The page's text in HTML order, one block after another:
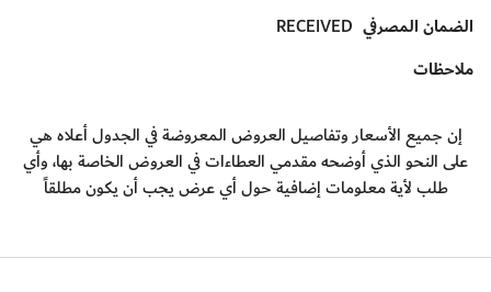
الضمان المصرفي RECEIVED
ملاحظات
إن جميع الأسعار وتفاصيل العروض المعروضة في الجدول أعلاه هي
على النحو الذي أوضحه مقدمي العطاءات في العروض الخاصة بها، وأي
طلب لأية معلومات إضافية حول أي عرض يجب أن يكون مطلقاً